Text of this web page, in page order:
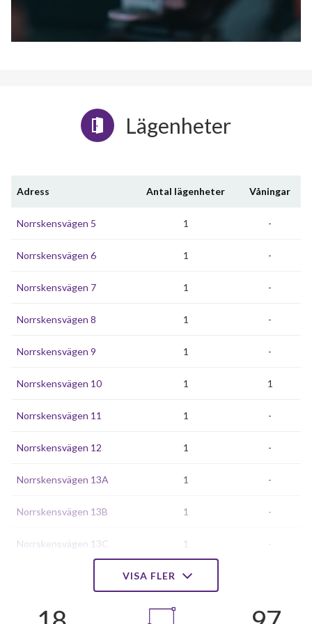
Lägenheter
Adress Antal lägenheter Våningar
Norrskensvägen 5 1 -
Norrskensvägen 6 1 -
Norrskensvägen 7 1 -
Norrskensvägen 8 1 -
Norrskensvägen 9 1 -
Norrskensvägen 10 1 1
Norrskensvägen 11 1 -
Norrskensvägen 12 1 -
Norrskensvägen 13A 1 -
Norrskensvägen 13B 1 -
Norrskensvägen 13C 1 -
1
VISA FLER